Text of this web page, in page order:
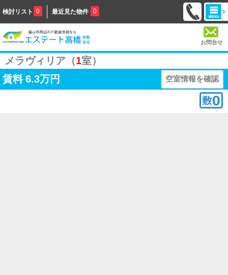
検討リスト 0 最近見た物件 0
お問合せ
メラヴィリア（1室）
賃料 6.3万円 空室情報を確認